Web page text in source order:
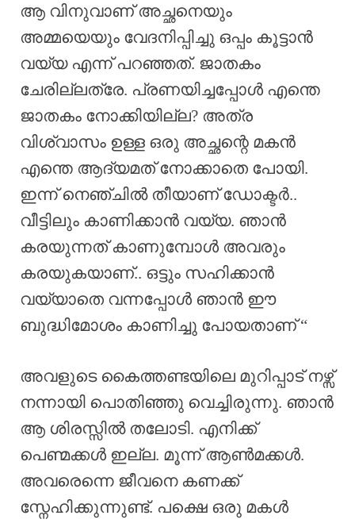
ആ വിനുവാണ് അച്ഛനെയും
അമ്മയെയും വേദനിപ്പിച്ചു ഒപ്പം കൂട്ടാൻ
വയ്യ എന്ന് പറഞ്ഞത്. ജാതകം
ചേരില്ലത്രേ. പ്രണയിച്ചപ്പോൾ എന്തെ
ജാതകം നോക്കിയില്ല? അത്ര
വിശ്വാസം ഉള്ള ഒരു അച്ഛന്റെ മകൻ
എന്തെ ആദ്യമത് നോക്കാതെ പോയി.
ഇന്ന് നെഞ്ചിൽ തീയാണ് ഡോക്ടർ..
വീട്ടിലും കാണിക്കാൻ വയ്യ. ഞാൻ
കരയുന്നത് കാണുമ്പോൾ അവരും
കരയുകയാണ്.. ഒട്ടും സഹിക്കാൻ
വയ്യാതെ വന്നപ്പോൾ ഞാൻ ഈ
ബുദ്ധിമോശം കാണിച്ചു പോയതാണ് “
അവളുടെ കൈത്തണ്ടയിലെ മുറിപ്പാട് നഴ്സ്
നന്നായി പൊതിഞ്ഞു വെച്ചിരുന്നു. ഞാൻ
ആ ശിരസ്സിൽ തലോടി. എനിക്ക്
പെണ്മക്കൾ ഇല്ല. മൂന്ന് ആൺമക്കൾ.
അവരെന്നെ ജീവനെ കണക്ക്
സ്നേഹിക്കുന്നുണ്ട്. പക്ഷെ ഒരു മകൾ